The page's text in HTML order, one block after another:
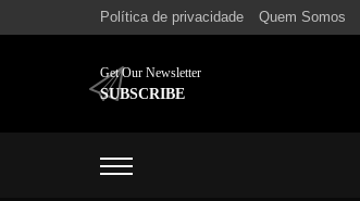
Política de privacidade Quem Somos
Get Our Newsletter
SUBSCRIBE